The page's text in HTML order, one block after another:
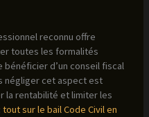
reconnu offre
toutes les formalités
d’un conseil fiscal
négliger cet aspect est
la rentabilité et limiter les
tout sur le bail Code Civil en